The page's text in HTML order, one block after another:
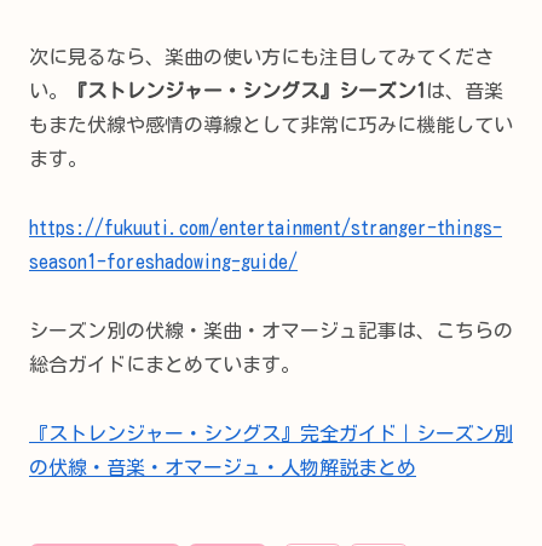
次に見るなら、楽曲の使い方にも注目してみてくださ
い。
『ストレンジャー・シングス』シーズン1 は、音楽
もまた伏線や感情の導線として非常に巧みに機能してい
ます。
https://fukuuti.com/entertainment/stranger-things-
season1-foreshadowing-guide/
シーズン別の伏線・楽曲・オマージュ記事は、こちらの
総合ガイドにまとめています。
『ストレンジャー・シングス』完全ガイド｜シーズン別
の伏線・音楽・オマージュ・人物解説まとめ